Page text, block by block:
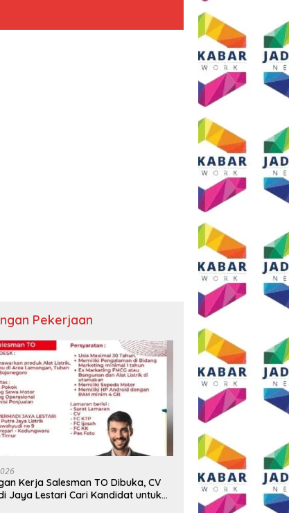
Pekerjaan
Kerja Salesman TO Dibuka, CV
Jaya Lestari Cari Kandidat untuk